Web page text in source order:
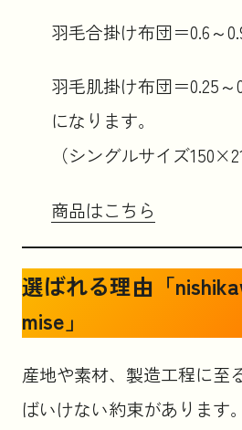
羽毛合掛け布団＝0.6～
羽毛肌掛け布団＝0.25～
になります。
（シングルサイズ
商品はこちら
選ばれる理由「
mise」
産地や素材、製造工程に至
ばいけない約束があります。